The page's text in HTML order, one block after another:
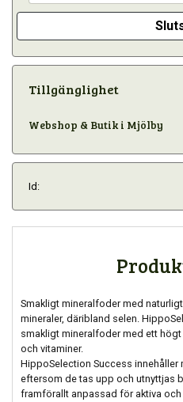
Tillgänglighet
Webshop & Butik i Mjölby
Id:
Smakligt mineralfoder med
mineraler, däribland selen.
smakligt mineralfoder med ett högt
och vitaminer.
HippoSelection Success innehåller
eftersom de tas upp och utnyttjas
framförallt anpassad för aktiva och